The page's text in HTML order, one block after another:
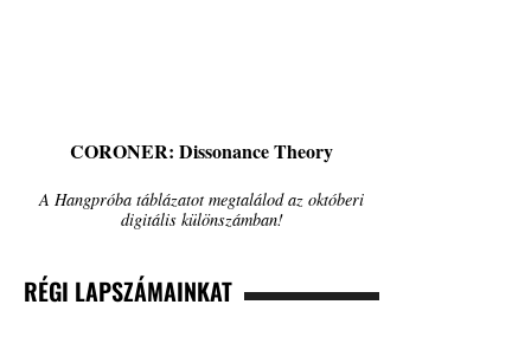
CORONER: Dissonance Theory
A Hangpróba táblázatot megtalálod az októberi
digitális különszámban!
RÉGI LAPSZÁMAINKAT